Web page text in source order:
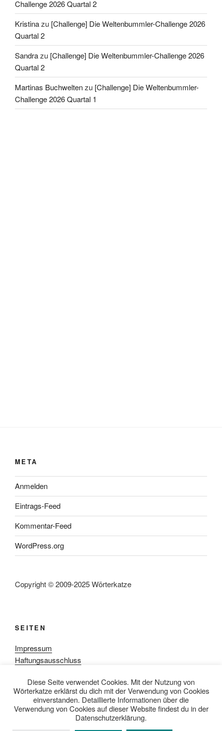
Challenge 2026 Quartal 2
Kristinazu [Challenge] Die Weltenbummler-Challenge 2026
Quartal 2
Sandrazu [Challenge] Die Weltenbummler-Challenge 2026
Quartal 2
Martinas Buchweltenzu [Challenge] Die Weltenbummler-
Challenge 2026 Quartal 1
META
Anmelden
Eintrags-Feed
Kommentar-Feed
WordPress.org
Copyright © 2009-2025 Wörterkatze
SEITEN
Impressum
Haftungsausschluss
Rezensionpolitik
Bewertungsschema
Media-Kit
Diese Seite verwendet Cookies. Mit der Nutzung von
Wörterkatze erklärst du dich mit der Verwendung von Cookies
einverstanden. Detaillierte Informationen über die
Verwendung von Cookies auf dieser Website findest du in der
Datenschutzerklärung.